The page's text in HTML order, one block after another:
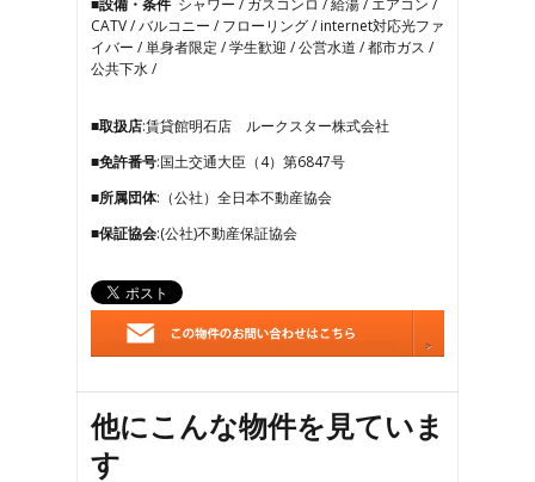
CATV / バルコニー / フローリング / internet対応光ファ
イバー / 単身者限定 / 学生歓迎 / 公営水道 / 都市ガス /
公共下水 /
■取扱店:賃貸館明石店 ルークスター株式会社
■免許番号:国土交通大臣（4）第6847号
■所属団体:（公社）全日本不動産協会
■保証協会:(公社)不動産保証協会
他にこんな物件を見ていま
す